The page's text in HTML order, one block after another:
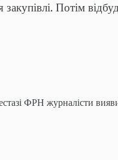
Потім
ФРН журналісти